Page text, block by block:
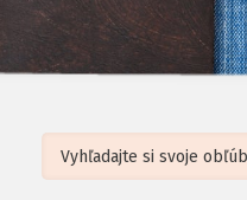
Leaflet| ©OpenStreetMap, Tiles